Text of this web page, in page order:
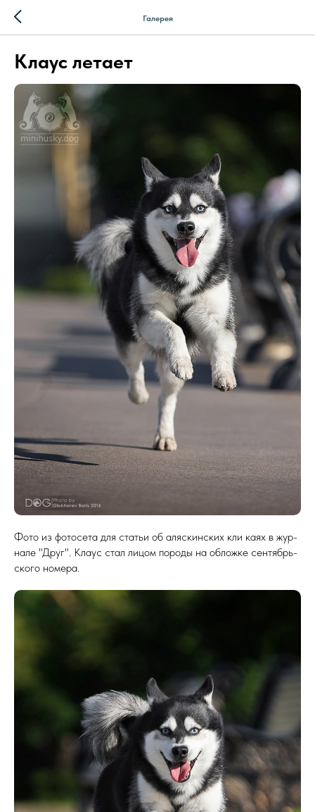
Галерея
Клаус летает
Фо­то из фо­тосе­та для статьи об аляс­кин­ских кли ка­ях в жур­
на­ле "Друг". Кла­ус стал ли­цом по­роды на об­ложке сен­тябрь­
ско­го но­мера.